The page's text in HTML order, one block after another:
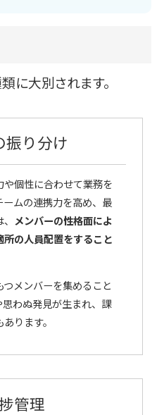
に大別されます。
り分け
個性に合わせて業務を
ムの連携力を高め、最
メンバーの性格面によ
の人員配置をすること
メンバーを集めること
わぬ発見が生まれ、課
ります。
管理